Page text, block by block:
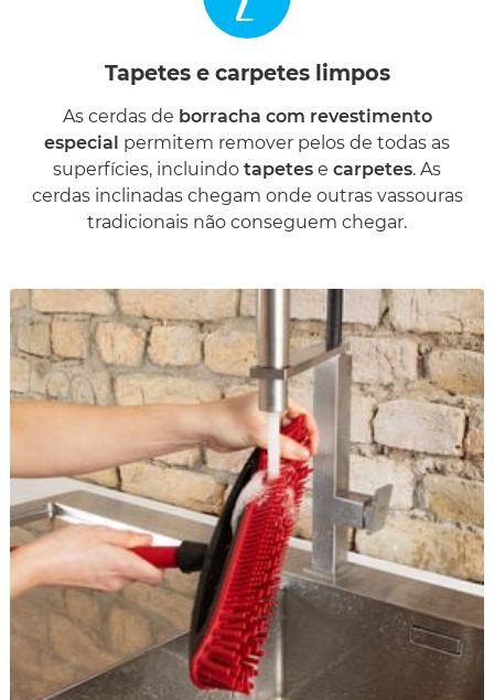
Tapetes e carpetes limpos
As cerdas de borracha com revestimento
especial permitem remover pelos de todas as
superfícies, incluindo tapetes e carpetes. As
cerdas inclinadas chegam onde outras vassouras
tradicionais não conseguem chegar.